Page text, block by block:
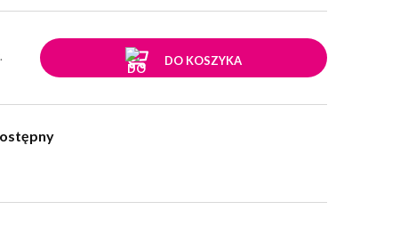
DO KOSZYKA